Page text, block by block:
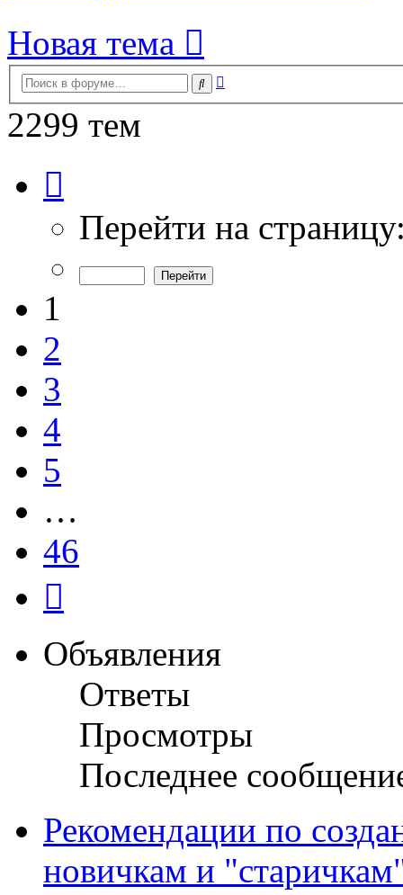
Новая тема
Поиск
2299 тем
из
Перейти на
1
2
3
4
5
…
46
Объявления
Ответы
Просмотры
Последнее
Рекомендации по
новичкам и